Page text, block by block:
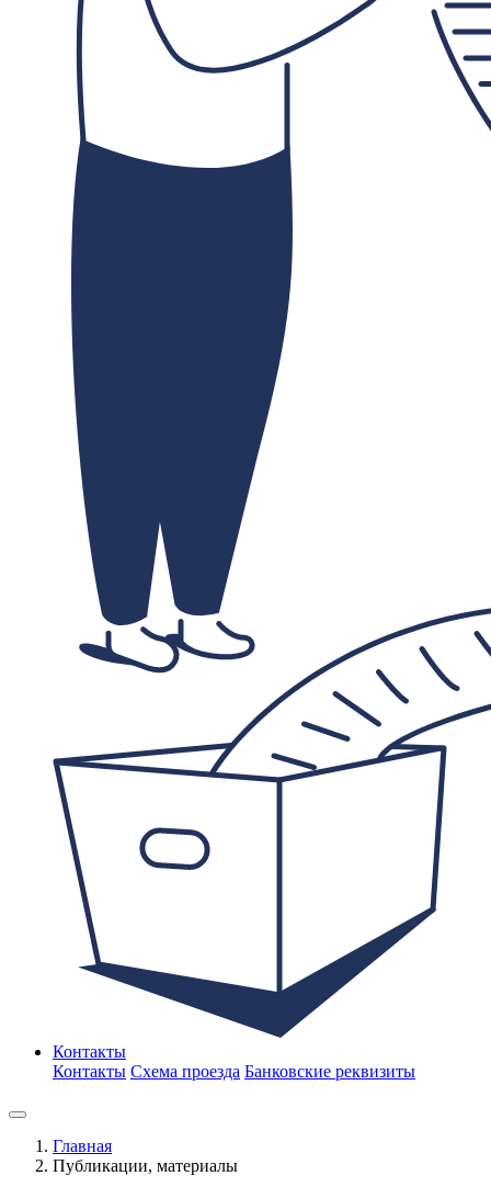
Контакты
Контакты Схема проезда Банковские реквизиты
Главная
Публикации, материалы